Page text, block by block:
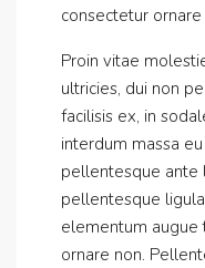
consectetur
Proin vitae
ultricies, dui non
facilisis ex, in
interdum massa
pellentesque ante
pellentesque
elementum augue
ornare non.